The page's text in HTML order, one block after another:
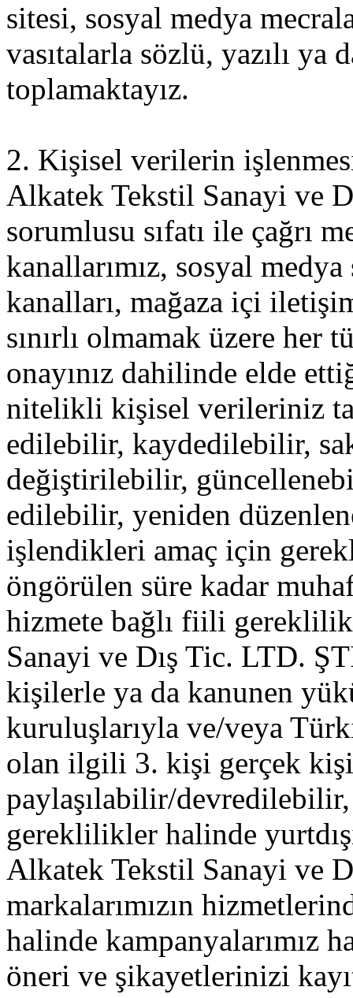
sitesi, sosyal medya
vasıtalarla sözlü, yazılı
toplamaktayız.
2. Kişisel verilerin
Alkatek Tekstil Sanayi ve
sorumlusu sıfatı ile çağrı
kanallarımız, sosyal
kanalları, mağaza içi
sınırlı olmamak üzere her
onayınız dahilinde elde
nitelikli kişisel verileriniz
edilebilir, kaydedilebilir,
değiştirilebilir,
edilebilir, yeniden
işlendikleri amaç için
öngörülen süre kadar
hizmete bağlı fiili
Sanayi ve Dış Tic. LTD.
kişilerle ya da kanunen
kuruluşlarıyla ve/veya
olan ilgili 3. kişi gerçek
paylaşılabilir/
gereklilikler halinde
Alkatek Tekstil Sanayi ve
markalarımızın
halinde kampanyalarımız
öneri ve şikayetlerinizi